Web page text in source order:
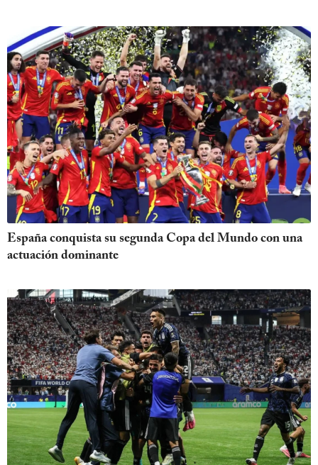
España conquista su segunda Copa del Mundo con una
actuación dominante